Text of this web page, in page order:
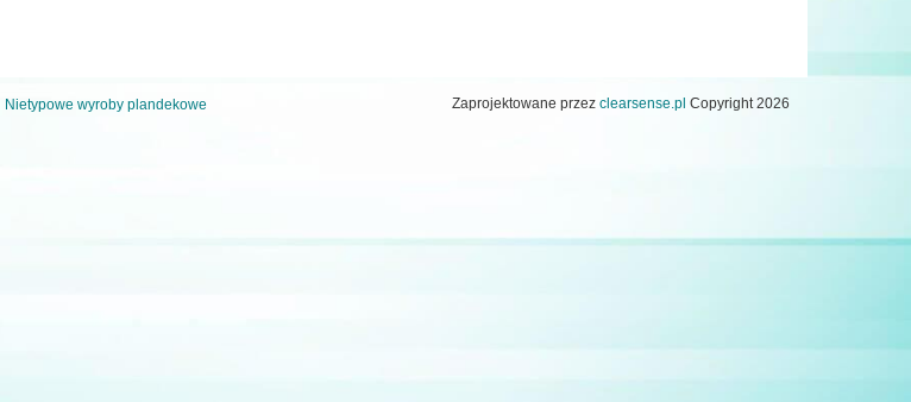
Nietypowe wyroby plandekowe
Zaprojektowane przez clearsense.pl Copyright 2026